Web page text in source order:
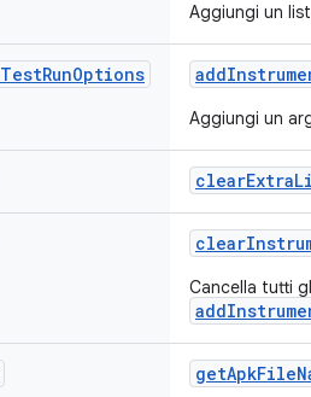
Aggiungi un
TestRunOptions add
Aggiungi un
clearExtra
clear
Cancella tutti
getApkFile